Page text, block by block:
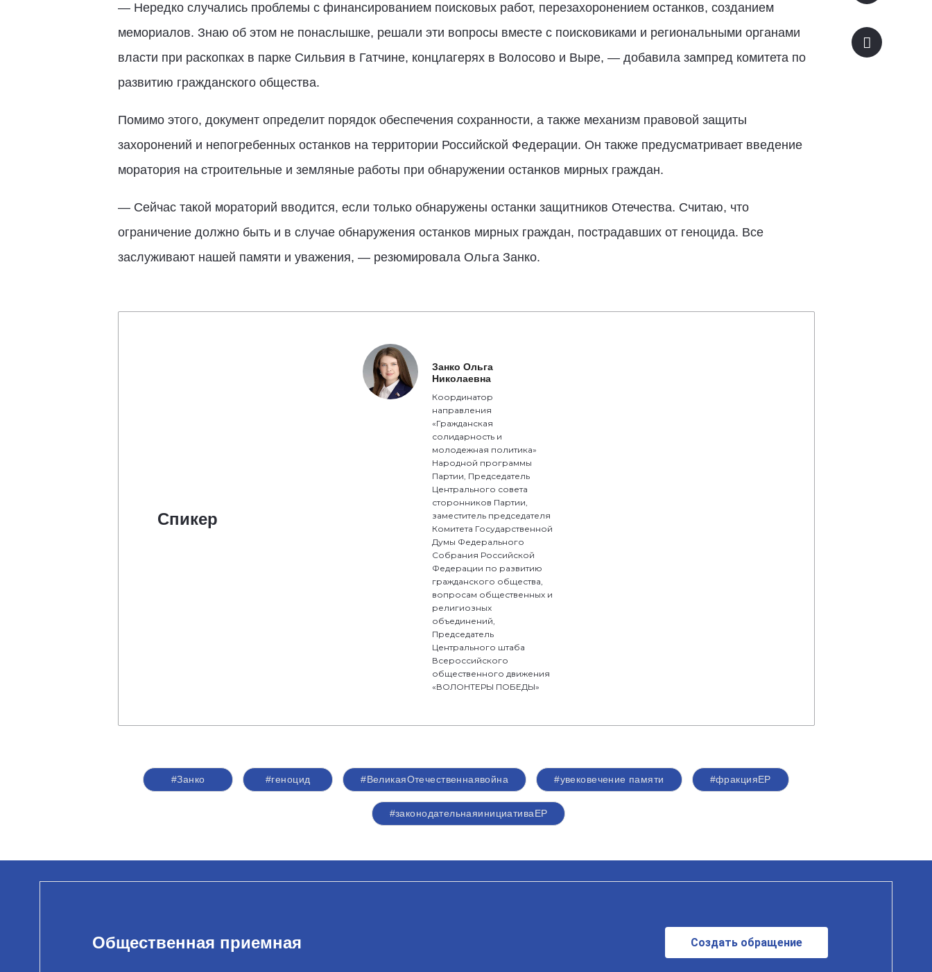
— Нередко случались проблемы с финансированием поисковых работ, перезахоронением останков, созданием
мемориалов. Знаю об этом не понаслышке, решали эти вопросы вместе с поисковиками и региональными органами
власти при раскопках в парке Сильвия в Гатчине, концлагерях в Волосово и Выре, — добавила зампред комитета по
развитию гражданского общества.
Помимо этого, документ определит порядок обеспечения сохранности, а также механизм правовой защиты
захоронений и непогребенных останков на территории Российской Федерации. Он также предусматривает введение
моратория на строительные и земляные работы при обнаружении останков мирных граждан.
— Сейчас такой мораторий вводится, если только обнаружены останки защитников Отечества. Считаю, что
ограничение должно быть и в случае обнаружения останков мирных граждан, пострадавших от геноцида. Все
заслуживают нашей памяти и уважения, — резюмировала Ольга Занко.
Спикер
Занко Ольга
Николаевна
Координатор
направления
«Гражданская
солидарность и
молодежная политика»
Народной программы
Партии, Председатель
Центрального совета
сторонников Партии,
заместитель председателя
Комитета Государственной
Думы Федерального
Собрания Российской
Федерации по развитию
гражданского общества,
вопросам общественных и
религиозных
объединений,
Председатель
Центрального штаба
Всероссийского
общественного движения
«ВОЛОНТЕРЫ ПОБЕДЫ»
#Занко #геноцид #ВеликаяОтечественнаявойна #увековечение памяти #фракцияЕР
#законодательнаяинициативаЕР
Общественная приемная Создать обращение